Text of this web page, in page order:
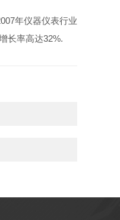
年仪器仪表行业
长率高达32%.